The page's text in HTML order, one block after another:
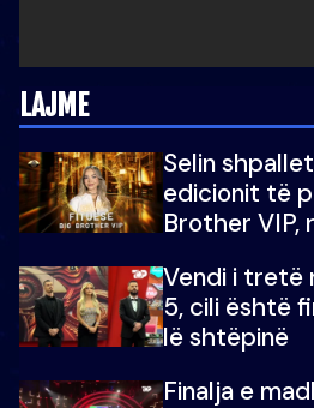
LAJME
Selin
edicionit të
Brother VIP,
Vendi i tretë
5, cili është
lë shtëpinë
Finalja e